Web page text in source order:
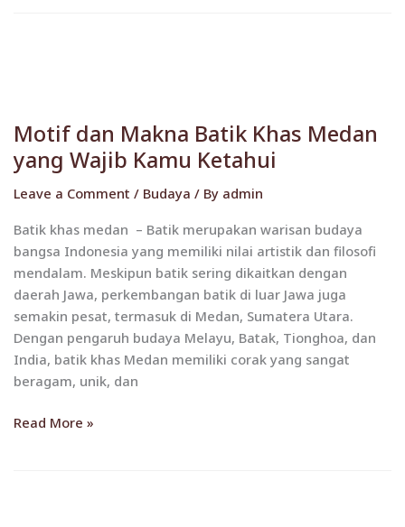
Motif dan Makna Batik Khas Medan
yang Wajib Kamu Ketahui
Leave a Comment / Budaya / By admin
Batik khas medan – Batik merupakan warisan budaya
bangsa Indonesia yang memiliki nilai artistik dan filosofi
mendalam. Meskipun batik sering dikaitkan dengan
daerah Jawa, perkembangan batik di luar Jawa juga
semakin pesat, termasuk di Medan, Sumatera Utara.
Dengan pengaruh budaya Melayu, Batak, Tionghoa, dan
India, batik khas Medan memiliki corak yang sangat
beragam, unik, dan
Makna
Batik
Khas
Medan
Kamu
Read More »